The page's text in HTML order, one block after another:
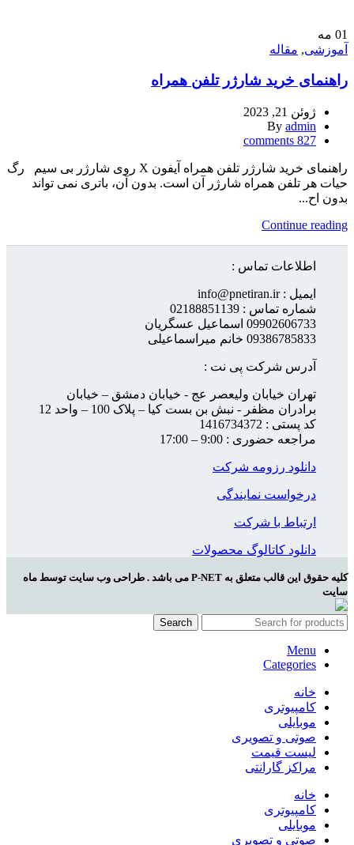
01 مه
آموزشی, مقاله
راهنمای خرید شارژر تلفن همراه
ژوئن 21, 2023
By admin
827
comments
راهنمای خرید شارژر تلفن همراه آیفون X روی شارژر بی سیم رگ
حیات هر تلفن همراه شارژر آن است. بدون آن، باتری نمی تواند
بدون اح...
Continue reading
اطلاعات تماس :
ایمیل : info@pnetiran.ir
شماره تماس : 02188851139
09902606733 اسماعیل عسگریان
09386785833 خانم میراسماعیلی
آدرس شرکت پی نت :
تهران خیابان ولیعصر عج - خیابان دمشق – خیابان
برادران مظفر - نبش بن بست کیا – پلاک 100 – واحد 12
کد پستی : 1416734372
مراجعه حضوری : 9:00 – 17:00
دانلود رزومه شرکت
درخواست نمایندگی
ارتباط با شرکت
دانلود کاتالوگ محصولات
کلیه حقوق این قالب متعلق به P-NET می باشد . طراحی وب سایت توسط ماه
سایت
Search
Menu
Categories
خانه
کامپیوتری
موبایلی
صوتی و تصویری
لیست قیمت
مراکز گارانتی
خانه
کامپیوتری
موبایلی
صوتی و تصویری